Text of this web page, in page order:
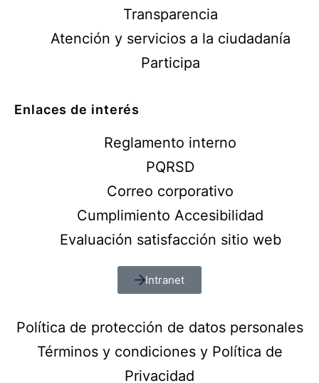
Transparencia
Atención y servicios a la ciudadanía
Participa
Enlaces de interés
Reglamento interno
PQRSD
Correo corporativo
Cumplimiento Accesibilidad
Evaluación satisfacción sitio web
Intranet
Política de protección de datos personales
Términos y condiciones y Política de
Privacidad